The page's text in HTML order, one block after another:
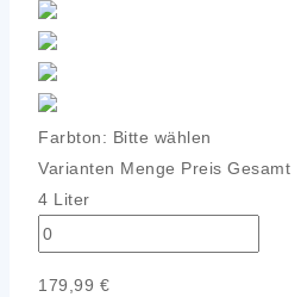
Farbton: Bitte wählen
Varianten Menge Preis Gesamt
4 Liter
179,99 €